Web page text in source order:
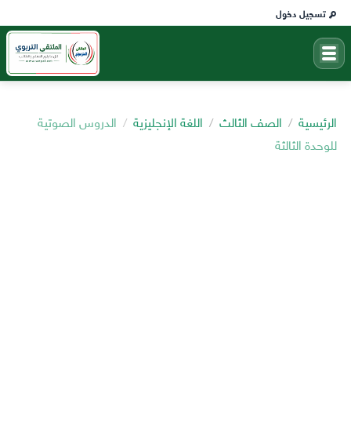
تسجيل دخول
الرئيسية الصف الثالث اللغة الإنجليزية
الدروس الصوتية
للوحدة الثالثة